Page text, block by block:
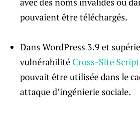
pouvaient être téléchargés.
Dans WordPress 3.9 et
vulnérabilité Cross-Site
pouvait être utilisée dans le
attaque d’ingénierie sociale.